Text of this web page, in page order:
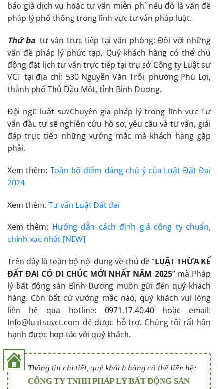
báo giá dịch vụ hoặc tư vấn miễn phí nếu đó là vấn đề
pháp lý phổ thông trong lĩnh vực tư vấn pháp luật.
Thứ ba, tư vấn trực tiếp tại văn phòng: Đối với những
vấn đề pháp lý phức tạp, Quý khách hàng có thể chủ
động đặt lịch tư vấn trực tiếp tại trụ sở Công ty Luật sư
VCT tại địa chỉ: 530 Nguyễn Văn Trỗi, phường Phú Lợi,
thành phố Thủ Dầu Một, tỉnh Bình Dương.
Đội ngũ luật sư/Chuyên gia pháp lý trong lĩnh vực Tư
vấn đầu tư sẽ nghiên cứu hồ sơ, yêu cầu và tư vấn, giải
đáp trực tiếp những vướng mắc mà khách hàng gặp
phải.
Xem thêm: Toàn bộ điểm đáng chú ý của Luật Đất Đai
2024
Xem thêm: Tư vấn Luật Đất đai
Xem thêm: Hướng dẫn cách định giá công ty chuẩn,
chính xác nhất [NEW]
Trên đây là toàn bộ nội dung về chủ đề “LUẬT THỪA KẾ
ĐẤT ĐAI CÓ DI CHÚC MỚI NHẤT NĂM 2025” mà Pháp
lý bất động sản Bình Dương muốn gửi đến quý khách
hàng. Còn bất cứ vướng mắc nào, quý khách vui lòng
liên hệ qua hotline: 0971.17.40.40 hoặc email:
Info@luatsuvct.com để được hỗ trợ. Chúng tôi rất hân
hạnh được hợp tác với quý khách.
Thông tin chi tiết, quý khách hàng có thể liên hệ:
CÔNG TY TNHH PHÁP LÝ BẤT ĐỘNG SẢN